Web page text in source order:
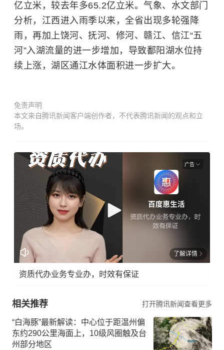
亿立米，较去年多65.2亿立米。气象、水文部门
分析，江西进入雨季以来，全省出现多轮强降
雨，再加上饶河、抚河、修河、赣江、信江“五
河”入湖流量的进一步增加，导致鄱阳湖水位持
续上涨，湖区通江水体面积进一步扩大。
免责声明
本文来自腾讯新闻客户端创作者，不代表腾讯新闻的观点和立
场。
广告
了解详情
资质代办业务专业办，时效有保证
相关推荐 打开腾讯新闻查看更多
“白海豚”最新解读：中心位于距温州偏
东约290公里海面上，10级风圈触及台
州部分地区